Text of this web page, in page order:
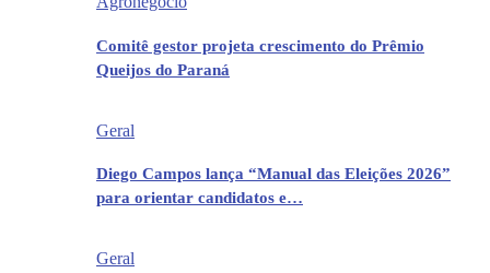
Comitê gestor projeta crescimento do Prêmio
Queijos do Paraná
Geral
Diego Campos lança “Manual das Eleições 2026”
para orientar candidatos e…
Geral